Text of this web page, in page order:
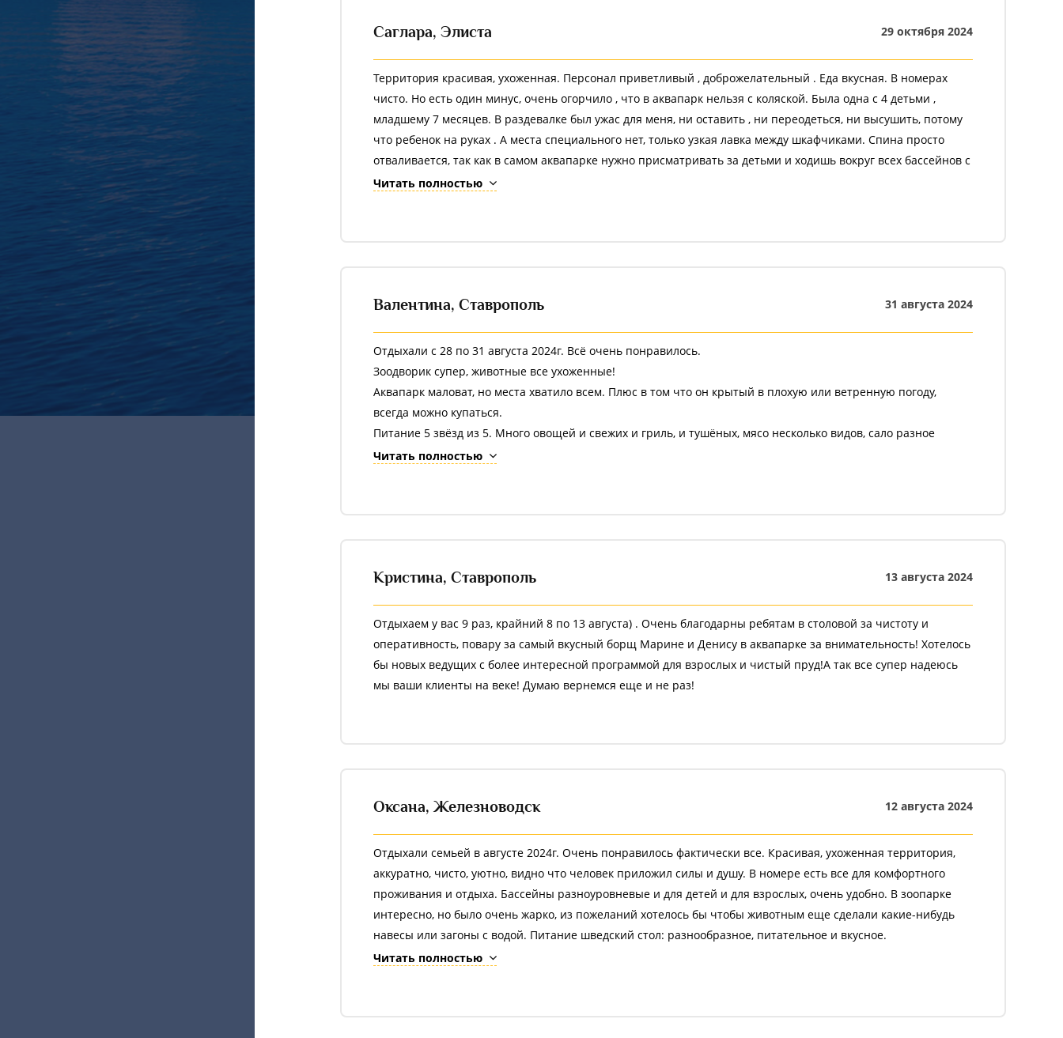
Саглара, Элиста 29 октября 2024
Территория красивая, ухоженная. Персонал приветливый , доброжелательный . Еда вкусная. В номерах
чисто. Но есть один минус, очень огорчило , что в аквапарк нельзя с коляской. Была одна с 4 детьми ,
младшему 7 месяцев. В раздевалке был ужас для меня, ни оставить , ни переодеться, ни высушить, потому
что ребенок на руках . А места специального нет, только узкая лавка между шкафчиками. Спина просто
отваливается, так как в самом аквапарке нужно присматривать за детьми и ходишь вокруг всех бассейнов с
ребенком на руках.
Читать полностью
Валентина, Ставрополь 31 августа 2024
Отдыхали с 28 по 31 августа 2024г. Всё очень понравилось.
Зоодворик супер, животные все ухоженные!
Аквапарк маловат, но места хватило всем. Плюс в том что он крытый в плохую или ветренную погоду,
всегда можно купаться.
Питание 5 звёзд из 5. Много овощей и свежих и гриль, и тушёных, мясо несколько видов, сало разное
"огонь", рыба,солёная, много фруктов, выпечки тоже достаточно. Если ребенок плохо кушает, тут он
Читать полностью
Кристина, Ставрополь 13 августа 2024
Отдыхаем у вас 9 раз, крайний 8 по 13 августа) . Очень благодарны ребятам в столовой за чистоту и
оперативность, повару за самый вкусный борщ Марине и Денису в аквапарке за внимательность! Хотелось
бы новых ведущих с более интересной программой для взрослых и чистый пруд!А так все супер надеюсь
мы ваши клиенты на веке! Думаю вернемся еще и не раз!
Оксана, Железноводск 12 августа 2024
Отдыхали семьей в августе 2024г. Очень понравилось фактически все. Красивая, ухоженная территория,
аккуратно, чисто, уютно, видно что человек приложил силы и душу. В номере есть все для комфортного
проживания и отдыха. Бассейны разноуровневые и для детей и для взрослых, очень удобно. В зоопарке
интересно, но было очень жарко, из пожеланий хотелось бы чтобы животным еще cделали какие-нибудь
навесы или загоны с водой. Питание шведский стол: разнообразное, питательное и вкусное.
Из недостатков: на момент нашего пребывания был закрыт пляж, стоянка для автомобилей без навеса, и
Читать полностью